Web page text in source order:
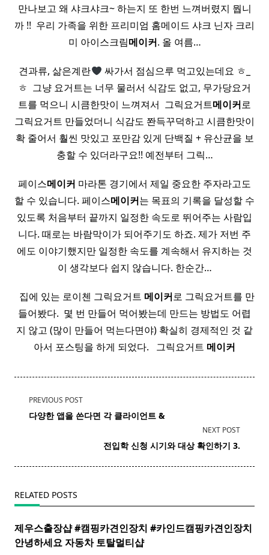
만나보고 왜 샤크샤크~ 하는지 또 한번 느껴버렸지 뭡니
까 !! ​ 우리 가족을 위한 프리미엄 홈메이드 샤크 닌자 크리
미 아이스크림메이커. 올 여름…
견과류, 삶은계란
싸가서 점심으루 먹고있는데요 ㅎ_
ㅎ ​ 그냥 요거트는 너무 물러서 식감도 없고, 무가당요거
트를 먹으니 시큼한맛이 느껴져서 ​ 그릭요거트메이커로
그릭요거트 만들었더니 식감도 쫜득꾸덕하고 시큼한맛이
확 줄어서 훨씬 맛있고 포만감 있게 단백질 + 유산균을 보
충할 수 있더라구요!! 예전부터 그릭…
페이스메이커 마라톤 경기에서 제일 중요한 주자라고도
할 수 있습니다. 페이스메이커는 목표의 기록을 달성할 수
있도록 처음부터 끝까지 일정한 속도로 뛰어주는 사람입
니다. 때로는 바람막이가 되어주기도 하죠. 제가 저번 주
에도 이야기했지만 일정한 속도를 계속해서 유지하는 것
이 생각보다 쉽지 않습니다. 한순간…
​ ​ 집에 있는 로이첸 그릭요거트 메이커로 그릭요거트를 만
들어봤다. ​ 몇 번 만들어 먹어봤는데 만드는 방법도 어렵
지 않고 (많이 만들어 먹는다면야) 확실히 경제적인 것 같
아서 포스팅을 하게 되었다. ​ ​ 그릭요거트 메이커
<span
class="nav-
text">Page</span>
PREVIOUS POST
다양한 앱을 쓴다면 각 클라이언트 &
NEXT POST
전입학 신청 시기와 대상 확인하기 3.
RELATED POSTS
제우스출장샵 #캠핑카견인장치 #카인드캠핑카견인장치 ​
안녕하세요 자동차 토탈멀티샵